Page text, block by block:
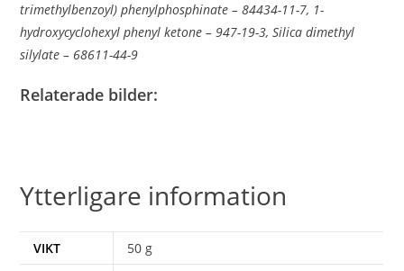
trimethylbenzoyl) phenylphosphinate – 84434-11-7, 1-
hydroxycyclohexyl phenyl ketone – 947-19-3, Silica dimethyl
silylate – 68611-44-9
Relaterade bilder:
Ytterligare information
VIKT
50 g